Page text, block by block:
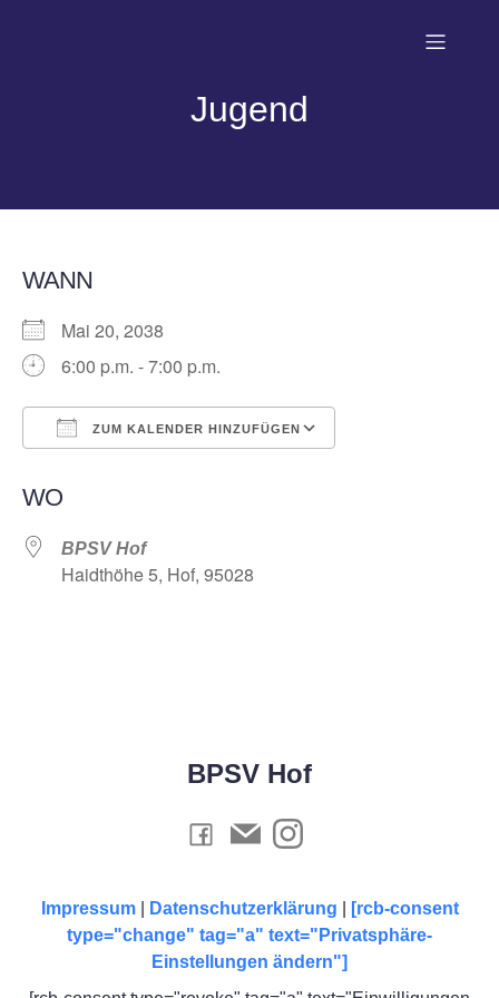
Jugend
WANN
Mai 20, 2038
6:00 p.m. - 7:00 p.m.
ZUM KALENDER HINZUFÜGEN
WO
BPSV Hof
Haidthöhe 5, Hof, 95028
BPSV Hof
Impressum Datenschutzerklärung
[rcb-consent
type="change" tag="a" text="Privatsphäre-
Einstellungen ändern"]